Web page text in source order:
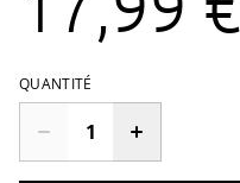
QUANTITÉ